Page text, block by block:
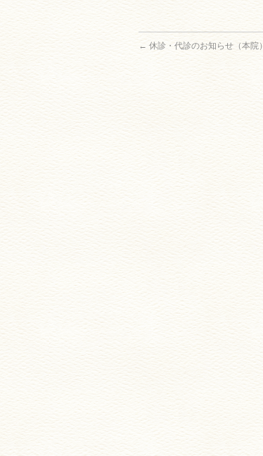
← 休診・代診のお知らせ（本院）